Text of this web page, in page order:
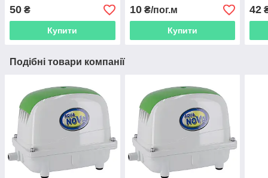
50 ₴
Купити
10₴/пог.м
Купити
42
Подібні товари компанії